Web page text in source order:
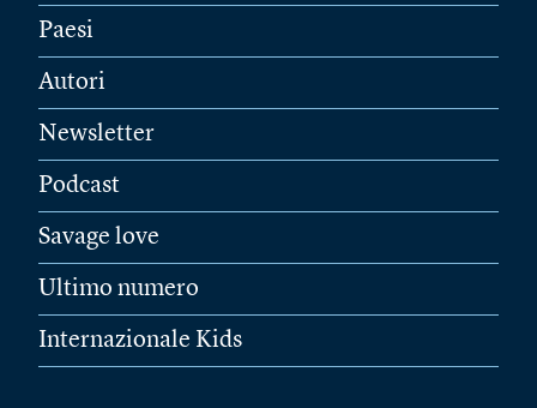
Paesi
Autori
Newsletter
Podcast
Savage love
Ultimo numero
Internazionale Kids